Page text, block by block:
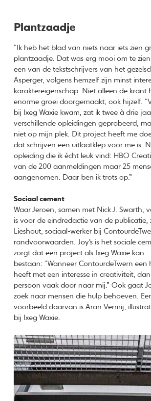
Plantzaadje
“Ik heb het blad van niets naar iets zien
plantzaadje. Dat was erg mooi om te
een van de tekstschrijvers van het
Asperger, volgens hemzelf zijn minst
karaktereigenschap. Niet alleen de krant
enorme groei doorgemaakt, ook hijzelf.
bij Ixeg Waxie kwam, zat ik twee à drie
verschillende opleidingen geprobeerd,
niet op mijn plek. Dit project heeft me
dat schrijven een uitlaatklep voor me is.
opleiding die ik écht leuk vind: HBO
van de 200 aanmeldingen maar 25
aangenomen. Daar ben ik trots op.”
Sociaal cement
Waar Jeroen, samen met Nick J. Swarth,
is voor de eindredactie van de publicatie,
Lieshout, sociaal-werker bij
randvoorwaarden. Joy’s is het sociale
zorgt dat een project als Ixeg Waxie kan
bestaan: “Wanneer ContourdeTwern een
heeft met een interesse in creativiteit,
persoon vaak door naar mij.” Ook gaat
zoek naar mensen die hulp behoeven.
voorbeeld daarvan is Aran Vermij,
bij Ixeg Waxie.